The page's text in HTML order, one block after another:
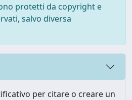
protetti da copyright e
salvo diversa
per citare o creare un